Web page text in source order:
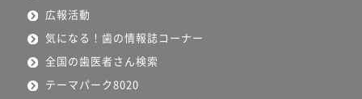
広報活動
気になる！歯の情報誌コーナー
全国の歯医者さん検索
テーマパーク8020